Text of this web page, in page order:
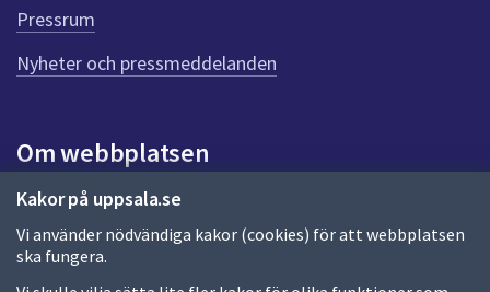
Kakor på uppsala.se
Vi använder nödvändiga kakor (cookies) för att webbplatsen
ska fungera.
e
n
n
a
d
a
Pressrum
Nyheter och pressmeddelanden
Om webbplatsen
Om webbplatsen
Allmänna handlingar och diarium
Behandling av personuppgifter